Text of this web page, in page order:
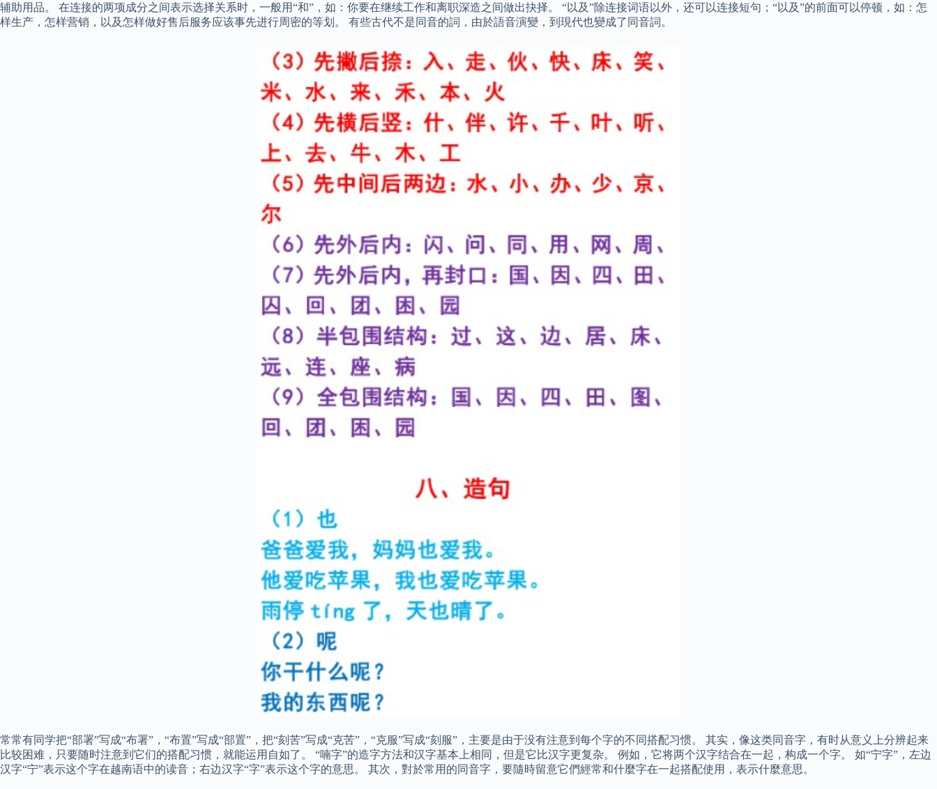
辅助用品。 在连接的两项成分之间表示选择关系时，一般用“和”，如：你要在继续工作和离职深造之间做出抉择。 “以及”除连接词语以外，还可以连接短句；“以及”的前面可以停顿，如：怎
样生产，怎样营销，以及怎样做好售后服务应该事先进行周密的等划。 有些古代不是同音的詞，由於語音演變，到現代也變成了同音詞。
常常有同学把“部署”写成“布署”，“布置”写成“部置”，把“刻苦”写成“克苦”，“克服”写成“刻服”，主要是由于没有注意到每个字的不同搭配习惯。 其实，像这类同音字，有时从意义上分辨起来
比较困难，只要随时注意到它们的搭配习惯，就能运用自如了。 “喃字”的造字方法和汉字基本上相同，但是它比汉字更复杂。 例如，它将两个汉字结合在一起，构成一个字。 如“宁字”，左边
汉字“宁”表示这个字在越南语中的读音；右边汉字“字”表示这个字的意思。 其次，對於常用的同音字，要隨時留意它們經常和什麼字在一起搭配使用，表示什麼意思。